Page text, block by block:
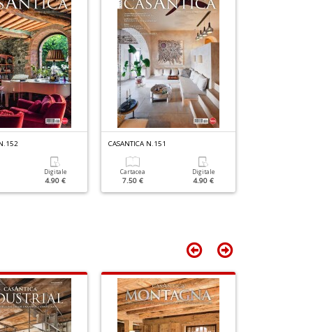
Digitale
4.90 €
CASANTICA N.151
Cartacea
7.50 €
Digitale
4.90 €